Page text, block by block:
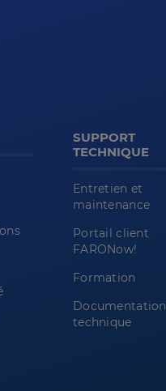
SUPPORT
TECHNIQUE
Entretien et
maintenance
Portail client
FARONow!
Formation
Documentation
technique